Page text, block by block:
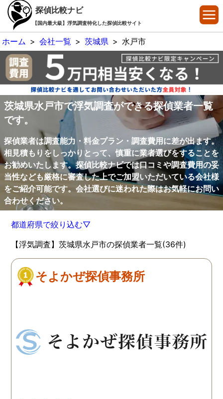
探偵比較ナビ
【国内最大級】浮気調査特化した探偵比較サイト
ホーム > 会社一覧 > 茨城県 > 水戸市
茨城県水戸市で浮気調査ができる探偵業者一覧
です。
探偵業者は調査能力・料金プラン・調査費用に差が出ます。
相見積もりをしっかりとって、慎重に業者選びをすることを
お勧めいたします。探偵比較ナビでは口コミや調査費用の妥
当性なども厳格に審査した上でご加盟いただいている会社様
をご紹介可能です。会社選びに迷われた際はお気軽にお問い
合わせください。
都道府県で絞り込む▽
【浮気調査】茨城県水戸市の探偵業者一覧(36件)
そよかぜ探偵事務所